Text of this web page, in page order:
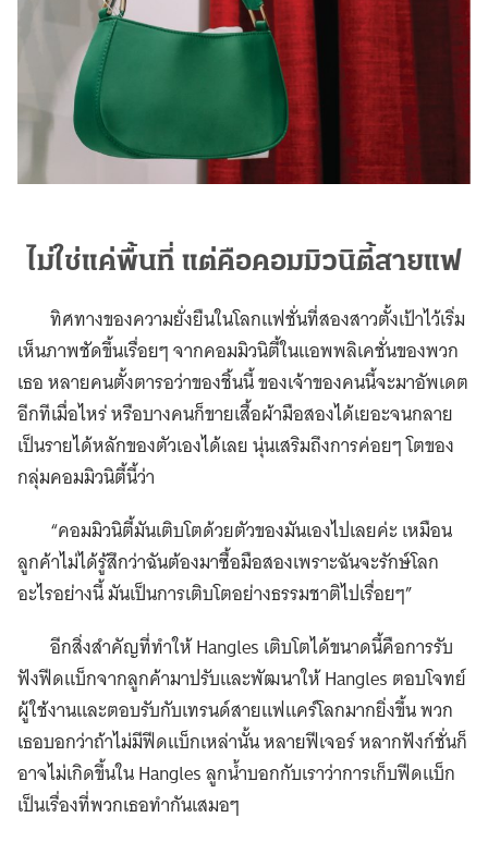
ไม่ใช่แค่พื้นที่ แต่คือคอมมิวนิตี้สายแฟ
ทิศทางของความยั่งยืนในโลกแฟชั่นที่สองสาวตั้งเป้าไว้เริ่ม
เห็นภาพชัดขึ้นเรื่อยๆ จากคอมมิวนิตี้ในแอพพลิเคชั่นของพวก
เธอ หลายคนตั้งตารอว่าของชิ้นนี้ ของเจ้าของคนนี้จะมาอัพเดต
อีกทีเมื่อไหร่ หรือบางคนก็ขายเสื้อผ้ามือสองได้เยอะจนกลาย
เป็นรายได้หลักของตัวเองได้เลย นุ่นเสริมถึงการค่อยๆ โตของ
กลุ่มคอมมิวนิตี้นี้ว่า
“คอมมิวนิตี้มันเติบโตด้วยตัวของมันเองไปเลยค่ะ เหมือน
ลูกค้าไม่ได้รู้สึกว่าฉันต้องมาซื้อมือสองเพราะฉันจะรักษ์โลก
อะไรอย่างนี้ มันเป็นการเติบโตอย่างธรรมชาติไปเรื่อยๆ”
อีกสิ่งสำคัญที่ทำให้ Hangles เติบโตได้ขนาดนี้คือการรับ
ฟังฟีดแบ็กจากลูกค้ามาปรับและพัฒนาให้ Hangles ตอบโจทย์
ผู้ใช้งานและตอบรับกับเทรนด์สายแฟแคร์โลกมากยิ่งขึ้น พวก
เธอบอกว่าถ้าไม่มีฟีดแบ็กเหล่านั้น หลายฟีเจอร์ หลากฟังก์ชั่นก็
อาจไม่เกิดขึ้นใน Hangles ลูกน้ำบอกกับเราว่าการเก็บฟีดแบ็ก
เป็นเรื่องที่พวกเธอทำกันเสมอๆ